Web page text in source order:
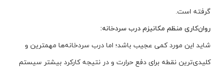
گرفته است.
روان‌کاری منظم مکانیزم درب سردخانه:
شاید این مورد کمی عجیب باشد؛ اما درب سردخانه‌ها مهمترین و
کلیدی‌ترین نقطه برای دفع حرارت و در نتیجه کارکرد بیشتر سیستم